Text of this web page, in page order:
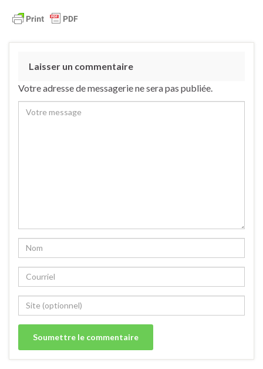
Laisser un commentaire
Votre adresse de messagerie ne sera pas publiée.